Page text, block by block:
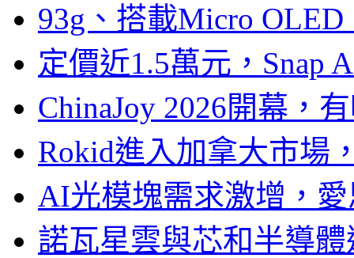
93g、搭載Micro
定價近1.5萬元，Snap
ChinaJoy 2026開幕，
Rokid進入加拿大市場
AI光模塊需求激增，
諾瓦星雲與芯和半導